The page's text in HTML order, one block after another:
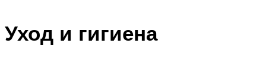
Уход и гигиена